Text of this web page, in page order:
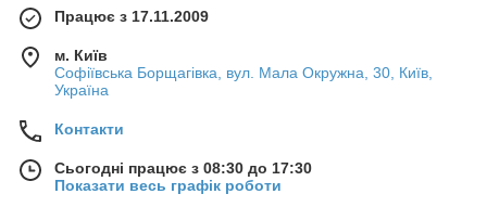
Працює з 17.11.2009
м. Київ
Софіївська Борщагівка, вул. Мала Окружна, 30, Київ,
Україна
Контакти
Сьогодні працює з 08:30 до 17:30
Показати весь графік роботи